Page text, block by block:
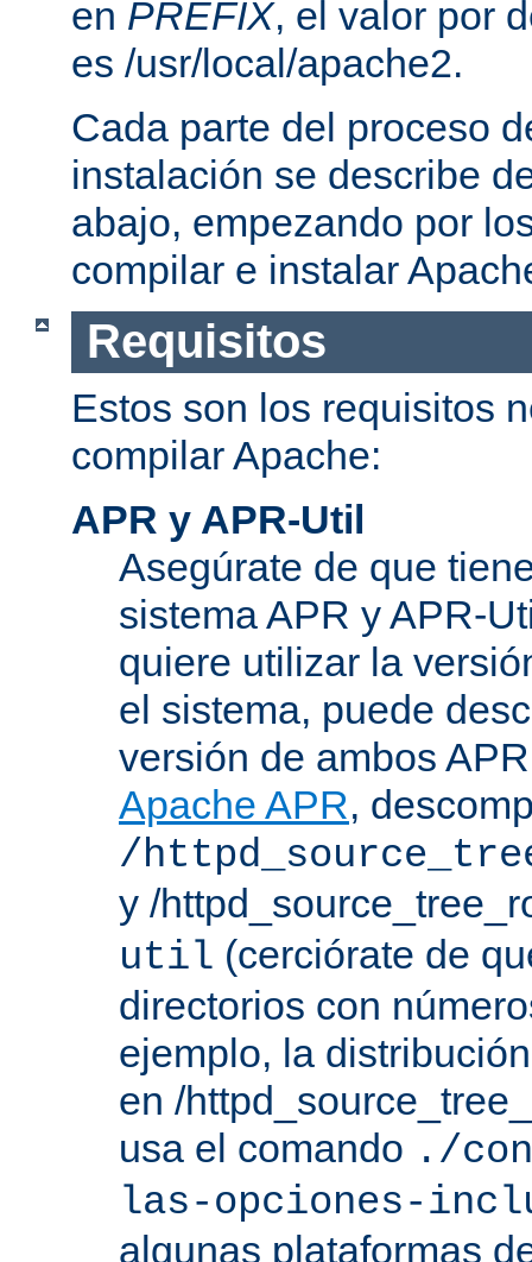
en PREFIX, el valor por
es /usr/local/apache2.
Cada parte del proceso
instalación se describe
abajo, empezando por
compilar e instalar
Requisitos
Estos son los requisitos
compilar Apache:
APR y APR-Util
Asegúrate de que
sistema APR y APR-
quiere utilizar la
el sistema, puede
versión de ambos
Apache APR,
/
y /
util (cerciórate de
directorios con
ejemplo, la
en /
usa el comando ./
las-opciones-
algunas plataformas